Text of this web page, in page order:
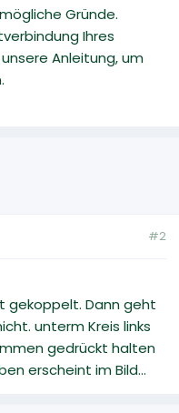
Gründe.
Ihres
Anleitung, um
#2
gekoppelt. Dann geht
unterm Kreis links
gedrückt halten
erscheint im Bild...